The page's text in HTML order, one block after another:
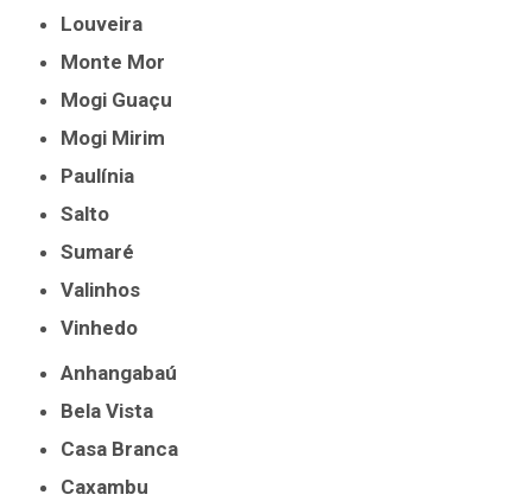
Louveira
Monte Mor
Mogi Guaçu
Mogi Mirim
Paulínia
Salto
Sumaré
Valinhos
Vinhedo
Anhangabaú
Bela Vista
Casa Branca
Caxambu